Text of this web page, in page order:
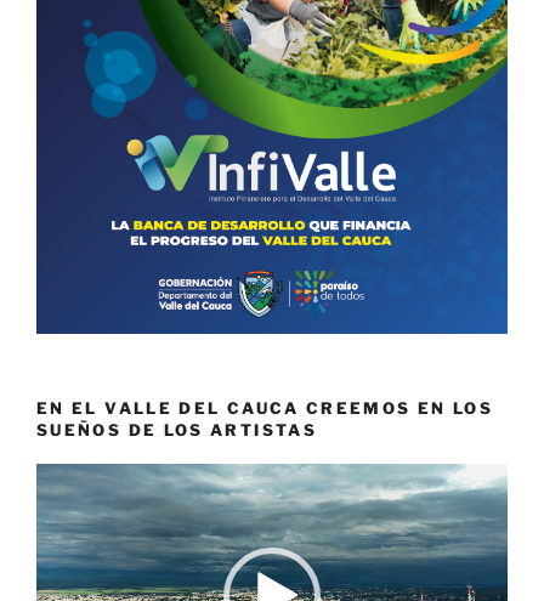
EN EL VALLE DEL CAUCA CREEMOS EN LOS
SUEÑOS DE LOS ARTISTAS
Reproductor
de
vídeo